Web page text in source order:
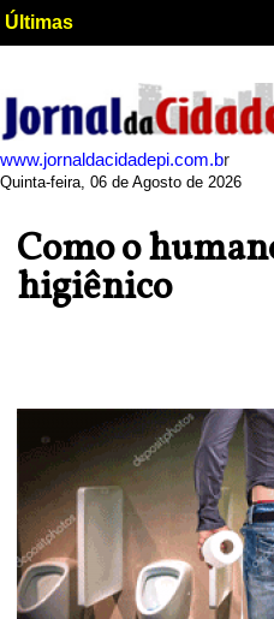
Últimas
www.jornaldacidadepi.com.br
Quinta-feira, 06 de Agosto de 2026
Como o
higiênico